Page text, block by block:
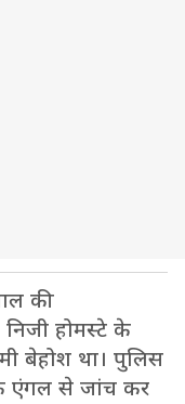
की
निजी होमस्टे के
बेहोश था। पुलिस
एंगल से जांच कर